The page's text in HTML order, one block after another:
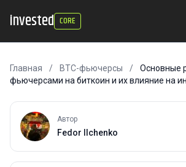
invested CORE
Главная / BTC-фьючерсы /
Основные
фьючерсами на биткоин и их влияние на
Автор
Fedor Ilchenko